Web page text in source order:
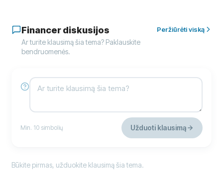
Financer diskusijos
Ar turite klausimą šia tema? Paklauskite
bendruomenės.
Peržiūrėti viską
Min. 10 simbolių Užduoti klausimą
Būkite pirmas, užduokite klausimą šia tema.